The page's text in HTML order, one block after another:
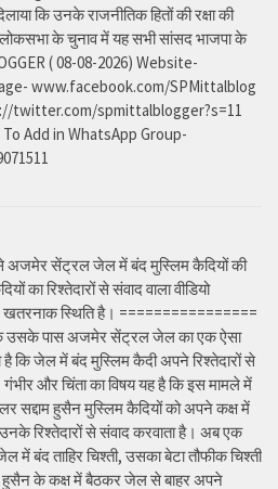
कि उनके राजनीतिक हितों की रक्षा की
लोकसभा के चुनाव में यह सभी सांसद भाजपा के
( 08-08-2026) Website-
www.facebook.com/SPMittalblog
twitter.com/spmittalblogger?s=11
Add in WhatsApp Group-
अजमेर सेंट्रल जेल में बंद मुस्लिम कैदियों की
का रिश्तेदारों से संवाद वाला वीडियो
स्थिति है। ================
उसके पास अजमेर सेंट्रल जेल का एक ऐसा
है कि जेल में बंद मुस्लिम कैदी अपने रिश्तेदारों से
और चिंता का विषय यह है कि इस मामले में
सद्दाम हुसैन मुस्लिम कैदियों को अपने कक्ष में
रिश्तेदारों से संवाद करवाता है। अब एक
में बंद ताहिर चिश्ती, उसका बेटा तौफीक चिश्ती
हुसैन के कक्ष में बैठकर जेल से बाहर अपने